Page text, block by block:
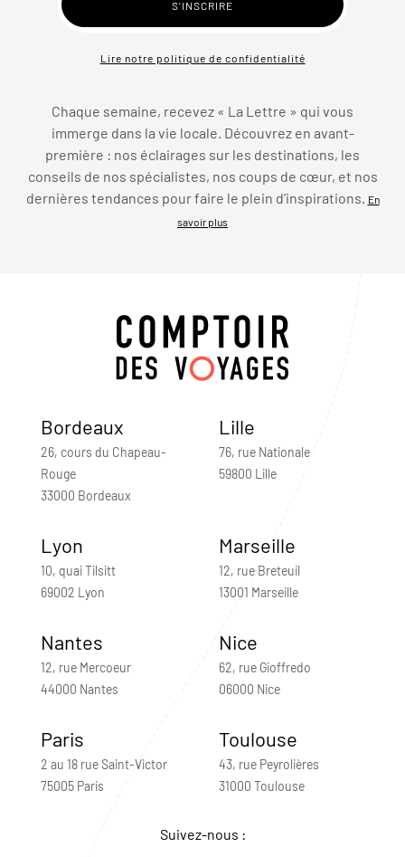
Lire notre politique de confidentialité
Chaque semaine, recevez « La Lettre » qui vous
immerge dans la vie locale. Découvrez en avant-
première : nos éclairages sur les destinations, les
conseils de nos spécialistes, nos coups de cœur, et nos
dernières tendances pour faire le plein d’inspirations.
En
savoir plus
Bordeaux
26, cours du Chapeau-
Rouge
33000 Bordeaux
Lille
76, rue Nationale
59800 Lille
Lyon
10, quai Tilsitt
69002 Lyon
Marseille
12, rue Breteuil
13001 Marseille
Nantes
12, rue Mercoeur
44000 Nantes
Nice
62, rue Gioffredo
06000 Nice
Paris
2 au 18 rue Saint-Victor
75005 Paris
Toulouse
43, rue Peyrolières
31000 Toulouse
Suivez-nous :